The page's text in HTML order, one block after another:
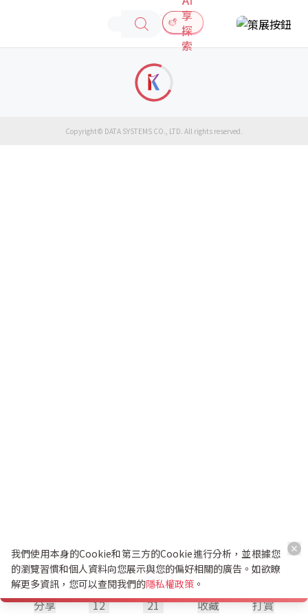
享
探
索
分享 12 21 收藏 打賞
Copyright© DATA SYSTEMS CO., LTD. All rights reserved.
我們使用本身的Cookie和第三方的Cookie進行分析，並根據您
的瀏覽習慣和個人資料向您展示與您的偏好相關的廣告。如欲瞭
解更多資訊，您可以查閱我們的隱私權政策 。